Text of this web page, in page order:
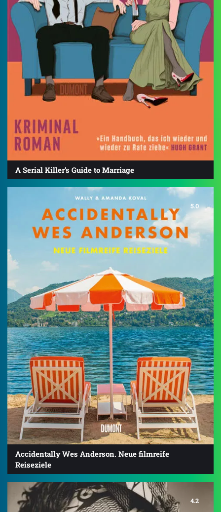
A Serial Killer’s Guide to Marriage
5.0
Accidentally Wes Anderson. Neue filmreife
Reiseziele
4.2